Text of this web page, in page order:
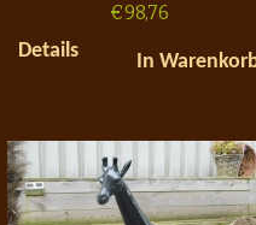
€98,76
Details
In